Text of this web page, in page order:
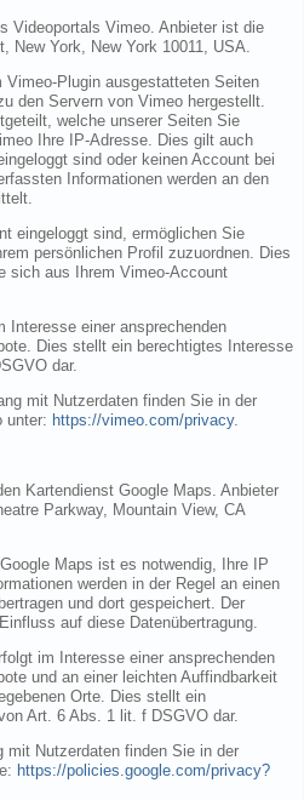
Videoportals Vimeo. Anbieter ist die
York, New York 10011, USA.
Plugin ausgestatteten Seiten
den Servern von Vimeo hergestellt.
welche unserer Seiten Sie
Ihre IP-Adresse. Dies gilt auch
sind oder keinen Account bei
Informationen werden an den
eingeloggt sind, ermöglichen Sie
persönlichen Profil zuzuordnen. Dies
sich aus Ihrem Vimeo-Account
Interesse einer ansprechenden
Dies stellt ein berechtigtes Interesse
dar.
mit Nutzerdaten finden Sie in der
unter: https://vimeo.com/privacy.
Kartendienst Google Maps. Anbieter
Parkway, Mountain View, CA
Maps ist es notwendig, Ihre IP
werden in der Regel an einen
und dort gespeichert. Der
auf diese Datenübertragung.
im Interesse einer ansprechenden
und an einer leichten Auffindbarkeit
Orte. Dies stellt ein
Art. 6 Abs. 1 lit. f DSGVO dar.
mit Nutzerdaten finden Sie in der
https://policies.google.com/privacy?